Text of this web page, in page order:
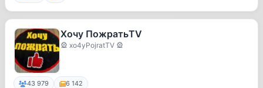
Хочу ПожратьTV
🎡 xo4yPojratTV 🎡
43 979 6 142